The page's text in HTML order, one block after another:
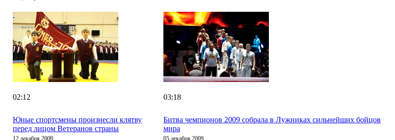
02:12
Юные спортсмены произнесли клятву
перед лицом Ветеранов страны
03:18
Битва чемпионов 2009 собрала в Лужниках сильнейших бойцов
мира